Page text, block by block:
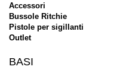
Accessori
Bussole Ritchie
Pistole per sigillanti
Outlet
BASI